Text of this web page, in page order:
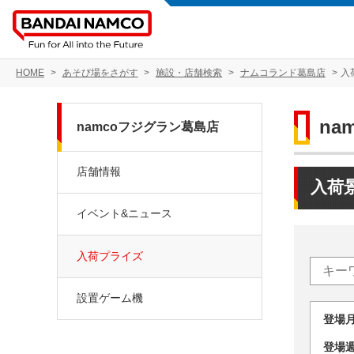
HOME あそび場をさがす 施設・店舗検索 ナムコランド葛島店 入
入荷
登
登
namcoフジグラン葛島店
店舗情報
イベント&ニュース
入荷プライズ
設置ゲーム機